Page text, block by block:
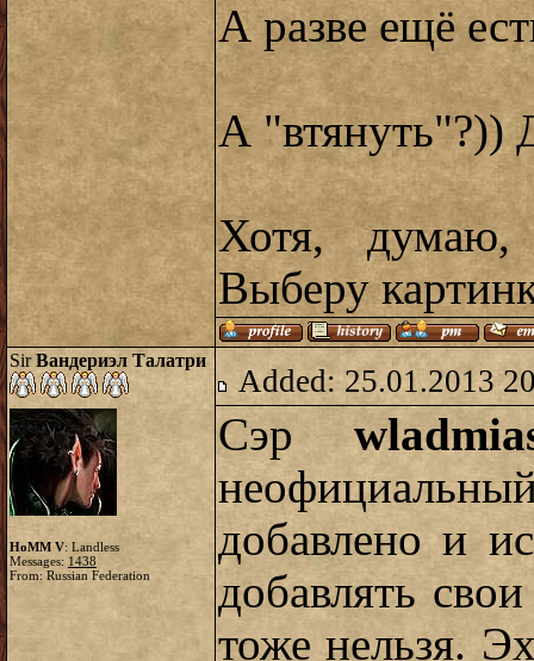
А разве ещё
А "втянуть"?))
Хотя,
Выберу
SirВандериэл Талатри
HoMM V: Landless
Messages: 1438
From: Russian Federation
Added: 25.01.2013
Сэр
добавлено и
добавлять
тоже нельзя.